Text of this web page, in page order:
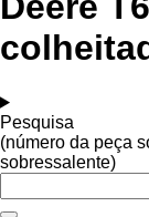
Pesquisa
(número da peça
sobressalente)